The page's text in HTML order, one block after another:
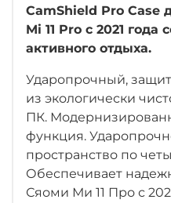
CamShield Pro Case
Mi 11 Pro с 2021
активного отдыха.
Ударопрочный,
из экологически
ПК.
функция.
пространство по
Обеспечивает
Сяоми Ми 11 Про с